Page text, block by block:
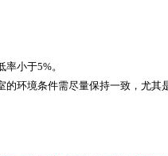
小于5%。
环境条件需尽量保持一致，尤